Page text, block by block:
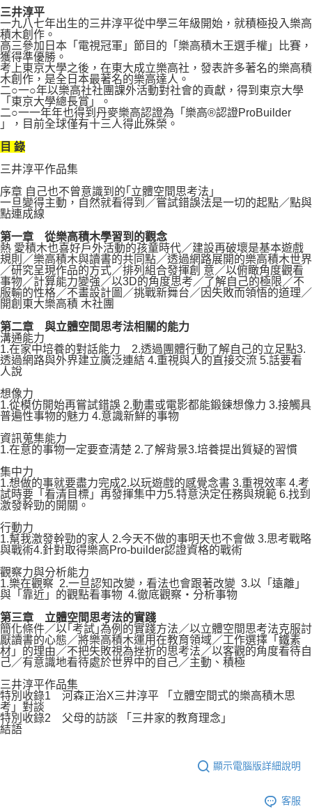
三井淳平
一九八七年出生的三井淳平從中學三年級開始，就積極投入樂高
積木創作。
高三參加日本「電視冠軍」節目的「樂高積木王選手權」比賽，
獲得準優勝。
考上東京大學之後，在東大成立樂高社，發表許多著名的樂高積
木創作，是全日本最著名的樂高達人。
二○一○年以樂高社社團課外活動對社會的貢獻，得到東京大學
「東京大學總長賞」。
二○一一年年也得到丹麥樂高認證為「樂高®認證ProBuilder
」，目前全球僅有十三人得此殊榮。
目 錄
三井淳平作品集
序章 自己也不曾意識到的｢立體空間思考法｣
一旦變得主動，自然就看得到／嘗試錯誤法是一切的起點／點與
點連成線
第一章 從樂高積木學習到的觀念
熱 愛積木也喜好戶外活動的孩童時代／建設再破壞是基本遊戲
規則／樂高積木與讀書的共同點／透過網路展開的樂高積木世界
／研究呈現作品的方式／排列組合發揮創 意／以俯瞰角度觀看
事物／計算能力變強／以3D的角度思考／了解自己的極限／不
服輸的性格／不畫設計圖／挑戰新舞台／因失敗而領悟的道理／
開創東大樂高積 木社團
第二章 與立體空間思考法相關的能力
溝通能力
1.在家中培養的對話能力 2.透過團體行動了解自己的立足點3.
透過網路與外界建立廣泛連結 4.重視與人的直接交流 5.話要看
人說
想像力
1.從模仿開始再嘗試錯誤 2.動畫或電影都能鍛鍊想像力 3.接觸具
普遍性事物的魅力 4.意識新鮮的事物
資訊蒐集能力
1.在意的事物一定要查清楚 2.了解背景3.培養提出質疑的習慣
集中力
1.想做的事就要盡力完成2.以玩遊戲的感覺念書 3.重視效率 4.考
試時要「看清目標」再發揮集中力5.特意決定任務與規範 6.找到
激發幹勁的開關。
行動力
1.幫我激發幹勁的家人 2.今天不做的事明天也不會做 3.思考戰略
與戰術4.針對取得樂高Pro-builder認證資格的戰術
觀察力與分析能力
1.樂在觀察 2.一旦認知改變，看法也會跟著改變 3.以「遠離」
與「靠近」的觀點看事物 4.徹底觀察・分析事物
第三章 立體空間思考法的實踐
簡化條件／以｢考試｣為例的實踐方法／以立體空間思考法克服討
厭讀書的心態／將樂高積木運用在教育領域／工作選擇「鐵素
材」的理由／不把失敗視為挫折的思考法／以客觀的角度看待自
己／有意識地看待處於世界中的自己／主動、積極
三井淳平作品集
特別收錄1 河森正治X三井淳平 「立體空間式的樂高積木思
考」對談
特別收錄2 父母的訪談 「三井家的教育理念」
結語
顯示電腦版詳細說明
客服